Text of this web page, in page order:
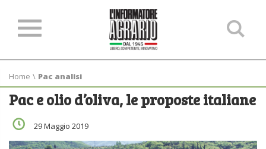
Home \ Pac analisi
Pac e olio d’oliva, le proposte italiane
29 Maggio 2019